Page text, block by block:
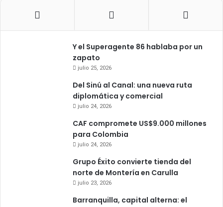
Y el Superagente 86 hablaba por un
zapato
julio 25, 2026
Del Sinú al Canal: una nueva ruta
diplomática y comercial
julio 24, 2026
CAF compromete US$9.000 millones
para Colombia
julio 24, 2026
Grupo Éxito convierte tienda del
norte de Montería en Carulla
julio 23, 2026
Barranquilla, capital alterna: el